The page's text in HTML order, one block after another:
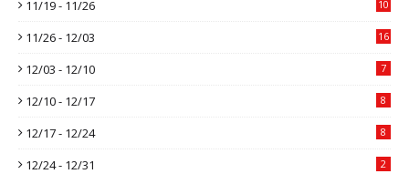
11/19 - 11/26 10
11/26 - 12/03 16
12/03 - 12/10 7
12/10 - 12/17 8
12/17 - 12/24 8
12/24 - 12/31 2